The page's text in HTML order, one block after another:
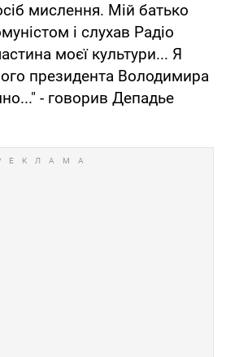
мислення. Мій батько
і слухав Радіо
моєї культури... Я
президента Володимира
- говорив Депадье